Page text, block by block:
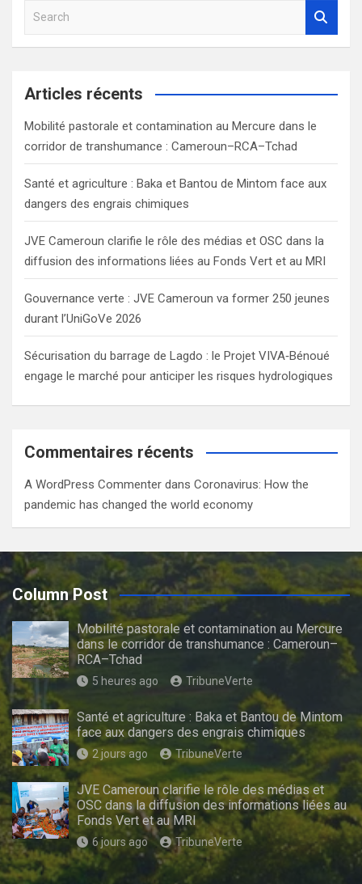
a
c
Articles récents
Mobilité pastorale et contamination au Mercure dans le
corridor de transhumance : Cameroun–RCA–Tchad
Santé et agriculture : Baka et Bantou de Mintom face aux
dangers des engrais chimiques
JVE Cameroun clarifie le rôle des médias et OSC dans la
diffusion des informations liées au Fonds Vert et au MRI
Gouvernance verte : JVE Cameroun va former 250 jeunes
durant l’UniGoVe 2026
Sécurisation du barrage de Lagdo : le Projet VIVA‑Bénoué
engage le marché pour anticiper les risques hydrologiques
Commentaires récents
A WordPress Commenter dans Coronavirus: How the
pandemic has changed the world economy
Column Post
Mobilité pastorale et contamination au Mercure
dans le corridor de transhumance : Cameroun–
RCA–Tchad
5 heures ago TribuneVerte
Santé et agriculture : Baka et Bantou de Mintom
face aux dangers des engrais chimiques
2 jours ago TribuneVerte
JVE Cameroun clarifie le rôle des médias et
OSC dans la diffusion des informations liées au
Fonds Vert et au MRI
6 jours ago TribuneVerte